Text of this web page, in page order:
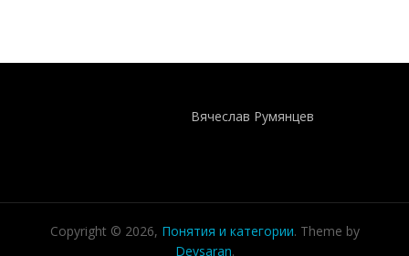
Вячеслав Румянцев
Copyright © 2026, Понятия и категории. Theme by
Devsaran.